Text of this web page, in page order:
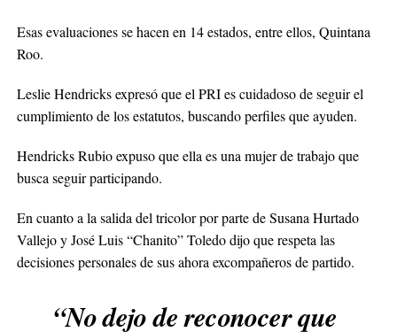
Esas evaluaciones se hacen en 14 estados, entre ellos, Quintana
Roo.
Leslie Hendricks expresó que el PRI es cuidadoso de seguir el
cumplimiento de los estatutos, buscando perfiles que ayuden.
Hendricks Rubio expuso que ella es una mujer de trabajo que
busca seguir participando.
En cuanto a la salida del tricolor por parte de Susana Hurtado
Vallejo y José Luis “Chanito” Toledo dijo que respeta las
decisiones personales de sus ahora excompañeros de partido.
“No dejo de reconocer que